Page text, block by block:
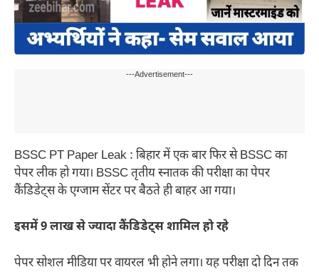
---Advertisement---
BSSC PT Paper Leak : बिहार में एक बार फिर से BSSC का
पेपर लीक हो गया। BSSC तृतीय स्नातक की परीक्षा का पेपर
कैंडिडेट्स के एग्जाम सेंटर पर बैठते ही बाहर आ गया।
इसमें 9 लाख से ज्यादा कैंडिडेट्स शामिल हो रहे
पेपर सोशल मीडिया पर वायरल भी होने लगा। यह परीक्षा दो दिन तक